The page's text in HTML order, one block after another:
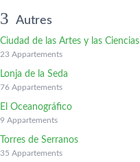
Autres
Ciudad de las Artes y las Ciencias
23 Appartements
Lonja de la Seda
76 Appartements
El Oceanográfico
9 Appartements
Torres de Serranos
35 Appartements